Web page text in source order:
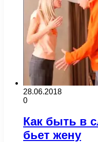
28.06.2018
0
Как быть в
бьет жену